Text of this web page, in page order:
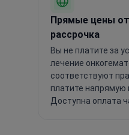
Прямые цены от
рассрочка
Вы не платите за
лечение
соответствуют
платите напрямую
Доступна оплата